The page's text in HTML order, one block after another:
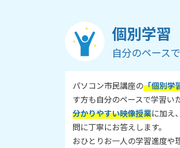
個別学習
自分のペース
パソコン市民講座の「個別学
す方も自分のペースで学習い
分かりやすい映像授業に加え、
問に丁寧にお答えします。
おひとりお一人の学習進度や